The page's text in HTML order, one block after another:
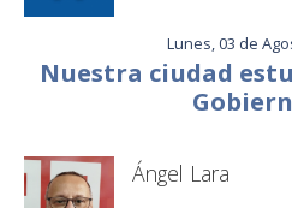
Lunes, 03 de
Nuestra ciudad
Ángel Lara